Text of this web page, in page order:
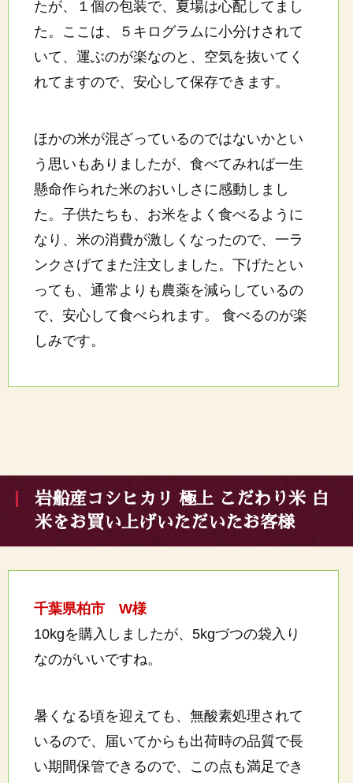
たが、１個の包装で、夏場は心配してまし
た。ここは、５キログラムに小分けされて
いて、運ぶのが楽なのと、空気を抜いてく
れてますので、安心して保存できます。
ほかの米が混ざっているのではないかとい
う思いもありましたが、食べてみれば一生
懸命作られた米のおいしさに感動しまし
た。子供たちも、お米をよく食べるように
なり、米の消費が激しくなったので、一ラ
ンクさげてまた注文しました。下げたとい
っても、通常よりも農薬を減らしているの
で、安心して食べられます。 食べるのが楽
しみです。
岩船産コシヒカリ 極上 こだわり米 白
米をお買い上げいただいたお客様
千葉県柏市 W様
10kgを購入しましたが、5kgづつの袋入り
なのがいいですね。
暑くなる頃を迎えても、無酸素処理されて
いるので、届いてからも出荷時の品質で長
い期間保管できるので、この点も満足でき